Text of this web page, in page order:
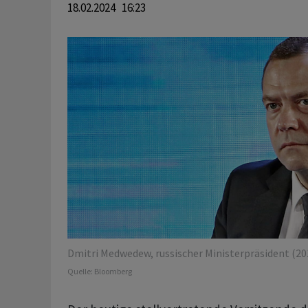
18.02.2024 16:23
Dmitri Medwedew, russischer Ministerpräsident
Quelle: Bloomberg